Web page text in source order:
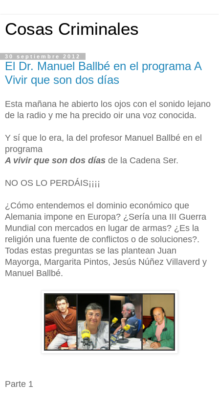
Cosas Criminales
30 septiembre 2012
El Dr. Manuel Ballbé en el programa A
Vivir que son dos días
Esta mañana he abierto los ojos con el sonido lejano
de la radio y me ha precido oir una voz conocida.
Y sí que lo era, la del profesor Manuel Ballbé en el
programa
A vivir que son dos días de la Cadena Ser.
NO OS LO PERDÁIS¡¡¡¡
¿Cómo entendemos el dominio económico que
Alemania impone en Europa? ¿Sería una III Guerra
Mundial con mercados en lugar de armas? ¿Es la
religión una fuente de conflictos o de soluciones?.
Todas estas preguntas se las plantean Juan
Mayorga, Margarita Pintos, Jesús Núñez Villaverd y
Manuel Ballbé.
Parte 1